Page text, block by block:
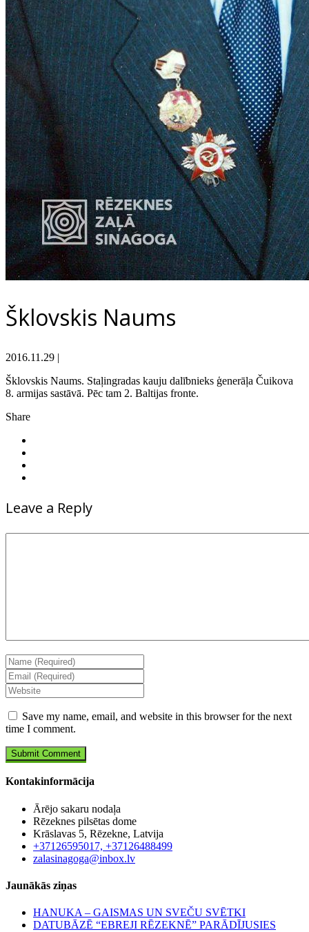
Šklovskis Naums
2016.11.29 |
Šklovskis Naums. Staļingradas kauju dalībnieks ģenerāļa Čuikova
8. armijas sastāvā. Pēc tam 2. Baltijas fronte.
Share
Leave a Reply
Save my name, email, and website in this browser for the next
time I comment.
Kontakinformācija
Ārējo sakaru nodaļa
Rēzeknes pilsētas dome
Krāslavas 5, Rēzekne, Latvija
+37126595017, +37126488499
zalasinagoga@inbox.lv
Jaunākās ziņas
HANUKA – GAISMAS UN SVEČU SVĒTKI
DATUBĀZĒ “EBREJI RĒZEKNĒ” PARĀDĪJUSIES